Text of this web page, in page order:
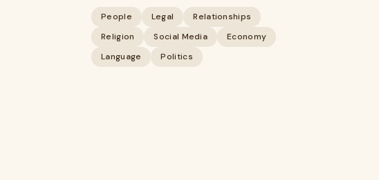
People Legal
Relationships
Religion
Social Media
Economy
Language
Politics